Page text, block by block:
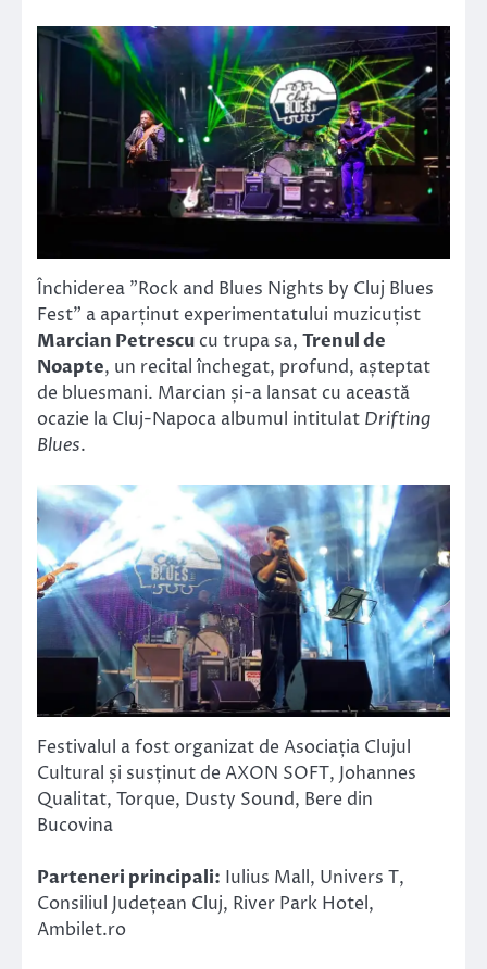
Închiderea ”Rock and Blues Nights by Cluj Blues
Fest” a aparținut experimentatului muzicuțist
Marcian Petrescu cu trupa sa, Trenul de
Noapte, un recital închegat, profund, așteptat
de bluesmani. Marcian și-a lansat cu această
ocazie la Cluj-Napoca albumul intitulat Drifting
Blues.
Festivalul a fost organizat de Asociația Clujul
Cultural și susținut de AXON SOFT, Johannes
Qualitat, Torque, Dusty Sound, Bere din
Bucovina
Parteneri principali: Iulius Mall, Univers T,
Consiliul Județean Cluj, River Park Hotel,
Ambilet.ro